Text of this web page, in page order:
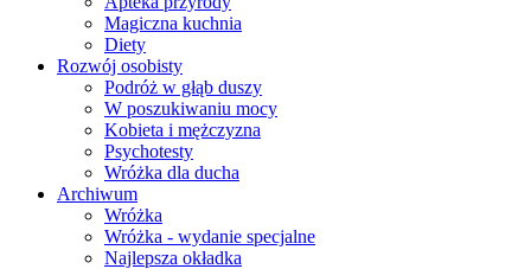
Magiczna kuchnia
Diety
Rozwój osobisty
Podróż w głąb duszy
W poszukiwaniu mocy
Kobieta i mężczyzna
Psychotesty
Wróżka dla ducha
Archiwum
Wróżka
Wróżka - wydanie specjalne
Najlepsza okładka